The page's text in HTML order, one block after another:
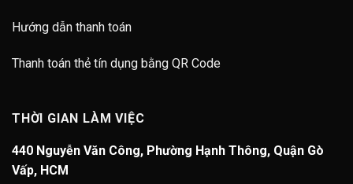
Hướng dẫn thanh toán
Thanh toán thẻ tín dụng bằng QR Code
THỜI GIAN LÀM VIỆC
440 Nguyễn Văn Công, Phường Hạnh Thông, Quận Gò
Vấp, HCM